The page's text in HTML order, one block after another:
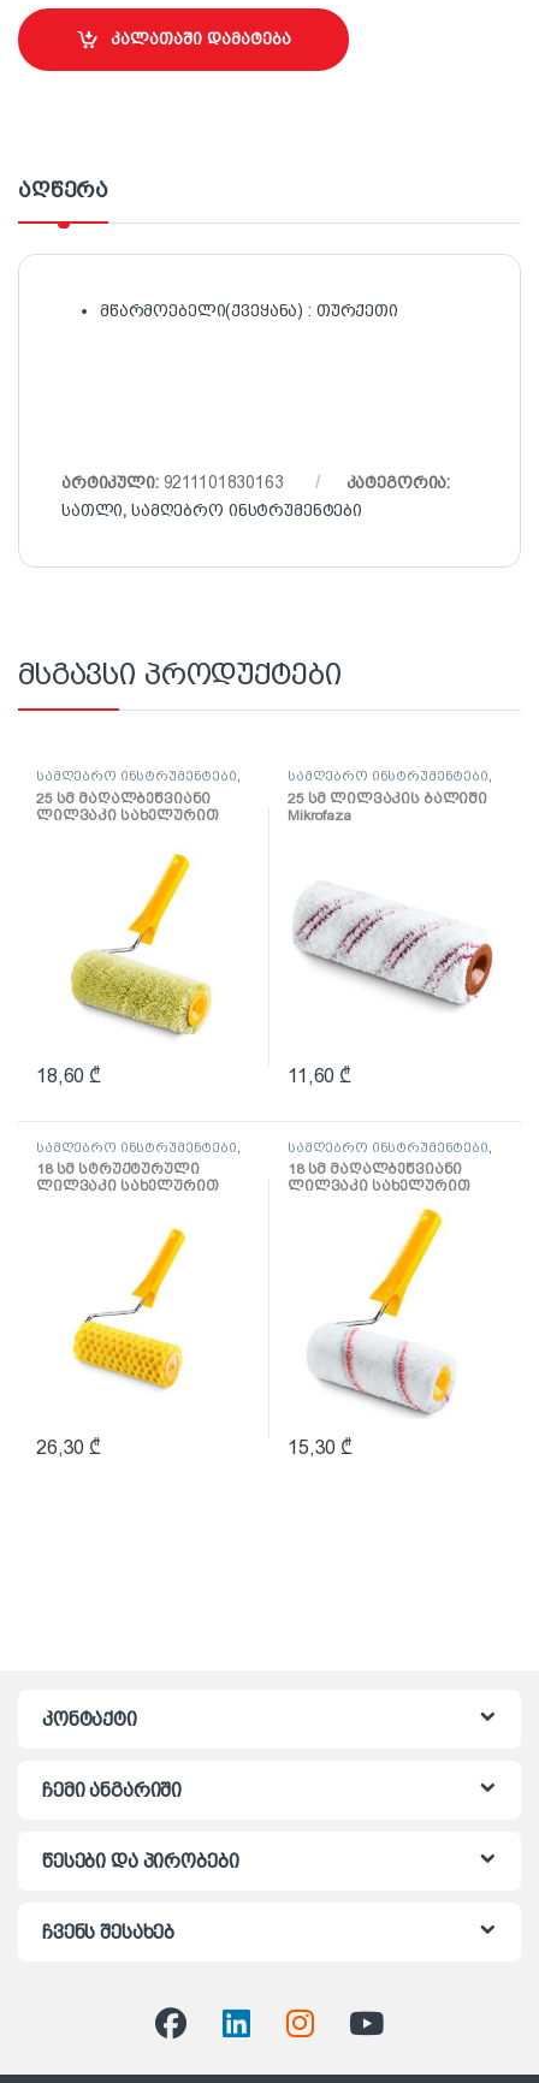
კალათაში დამატება
აღწერა
მწარმოებელი(ქვეყანა) : თურქეთი
არტიკული: 9211101830163
კატეგორია:
სათლი,სამღებრო ინსტრუმენტები
მსგავსი პროდუქტები
სამღებრო ინსტრუმენტები
ლილვაკი და აქსესუარები
25 სმ მაღალბეწვიანი
ლილვაკი სახელურით
18,60 ₾
სამღებრო ინსტრუმენტები
ლილვაკი და აქსესუარები
25 სმ ლილვაკის ბალიში
Mikrofaza
11,60 ₾
სამღებრო ინსტრუმენტები
ლილვაკი და აქსესუარები
18 სმ სტრუქტურული
ლილვაკი სახელურით
26,30 ₾
სამღებრო ინსტრუმენტები
ლილვაკი და აქსესუარები
18 სმ მაღალბეწვიანი
ლილვაკი სახელურით
15,30 ₾
კონტაქტი
ჩემი ანგარიში
წესები და პირობები
ჩვენს შესახებ